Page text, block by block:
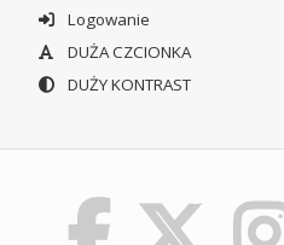
Logowanie
DUŻA CZCIONKA
DUŻY KONTRAST